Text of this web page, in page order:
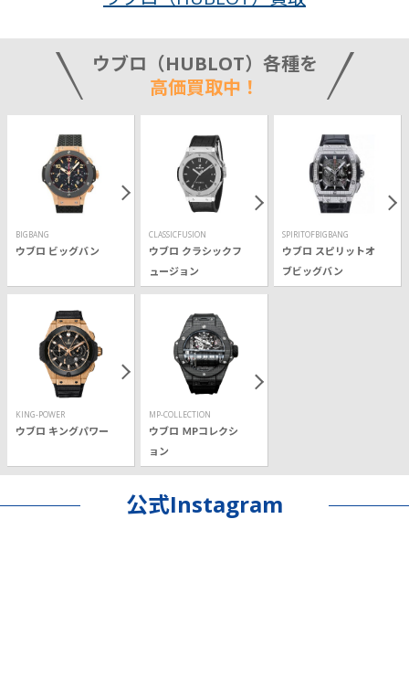
ウブロ（HUBLOT）各種を
高価買取中！
BIGBANG
ウブロ ビッグバン
CLASSICFUSION
ウブロ クラシックフ
ュージョン
SPIRITOFBIGBANG
ウブロ スピリットオ
ブビッグバン
KING-POWER
ウブロ キングパワー
MP-COLLECTION
ウブロ ＭPコレクシ
ョン
公式Instagram